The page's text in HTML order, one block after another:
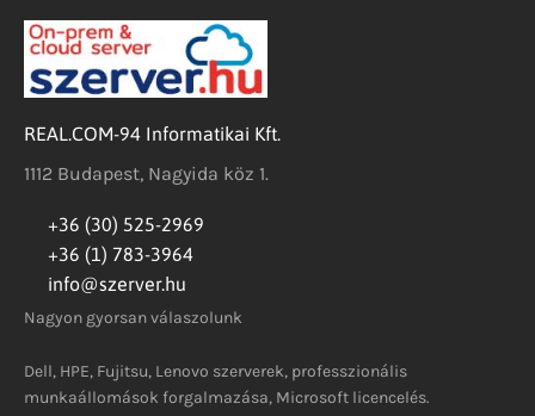
REAL.COM-94 Informatikai Kft.
1112 Budapest, Nagyida köz 1.
+36 (30) 525-2969
+36 (1) 783-3964
info@szerver.hu
Nagyon gyorsan válaszolunk
Dell, HPE, Fujitsu, Lenovo szerverek, professzionális
munkaállomások forgalmazása, Microsoft licencelés.